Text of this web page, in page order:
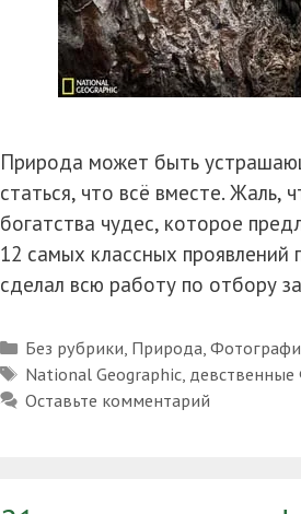
Природа может быть
статься, что всё вместе. Жаль,
богатства чудес, которое
12 самых классных
сделал всю работу по отбору
Рубрики
Без рубрики, Природа,
Метки
National Geographic,
Оставьте комментарий